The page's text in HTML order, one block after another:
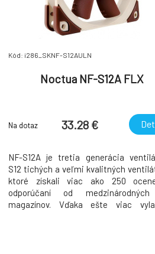
Kód: i286_SKNF-S12AULN
Noctua NF-S12A FLX
Na dotaz 33.28 €
NF-S12A je tretia generácia
S12 tichých a veľmi kvalitných
ktoré získali viac ako 250
odporúčaní od
magazínov. Vďaka ešte viac